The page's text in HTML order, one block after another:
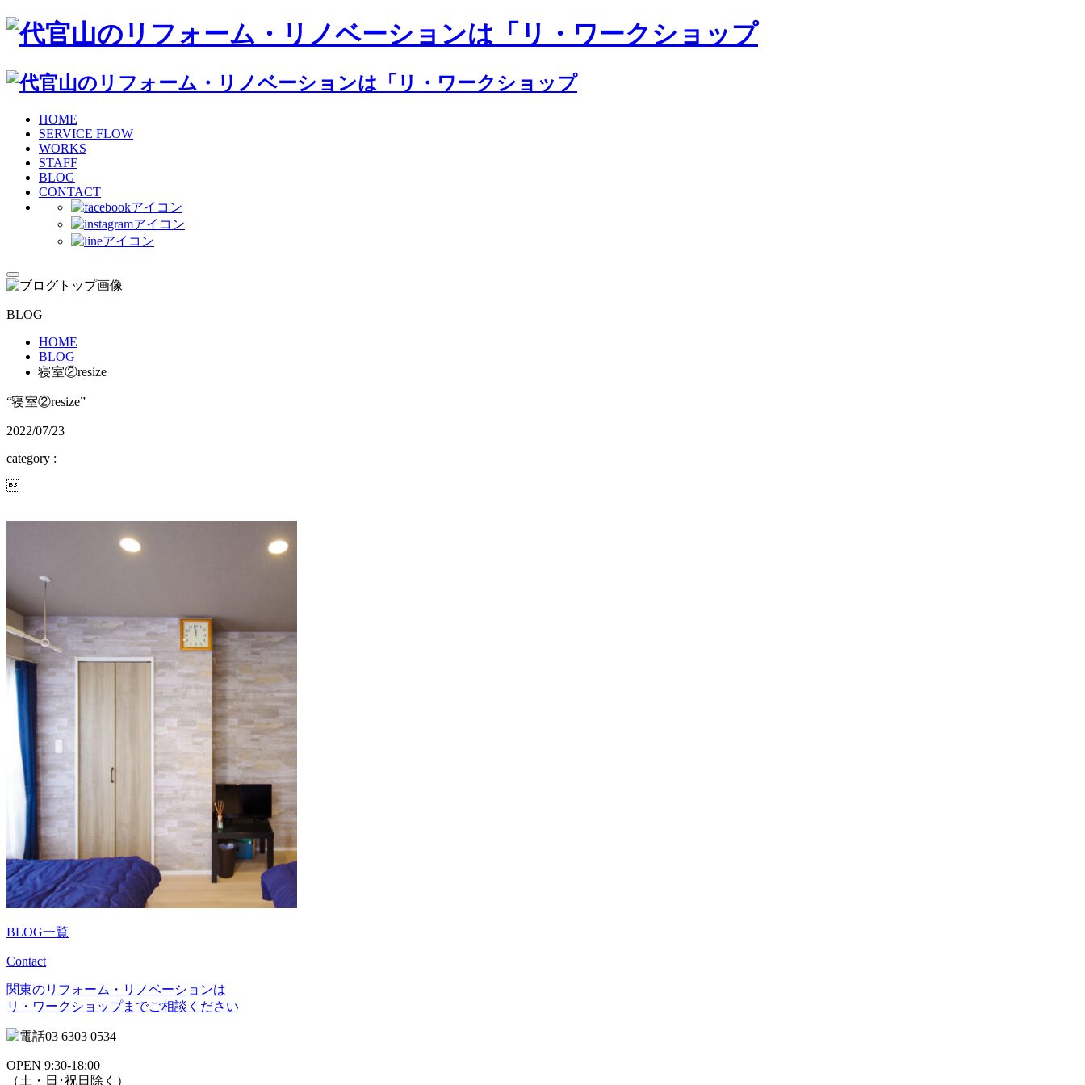
HOME
SERVICE FLOW
WORKS
STAFF
BLOG
CONTACT
BLOG
HOME
BLOG
寝室②resize
“寝室②resize”
2022/07/23
category :

BLOG一覧
Contact
関東のリフォーム・リノベーションは
リ・ワークショップまでご相談ください
03 6303 0534
OPEN 9:30-18:00
（土・日･祝日除く）